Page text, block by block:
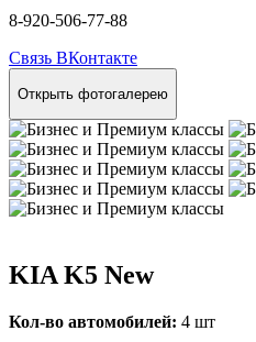
8-920-506-77-88
Связь ВКонтакте
Открыть фотогалерею
KIA K5 New
Кол-во автомобилей: 4 шт